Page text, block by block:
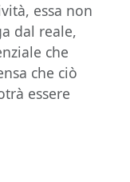
essa non
dal reale,
che
che ciò
essere